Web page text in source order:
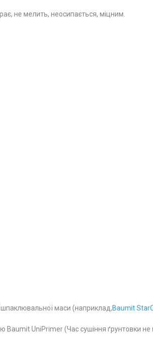
не мелить, неосипається, міцним.
маси (наприклад,Baumit
Baumit UniPrimer (Час сушіння ґрунтовки